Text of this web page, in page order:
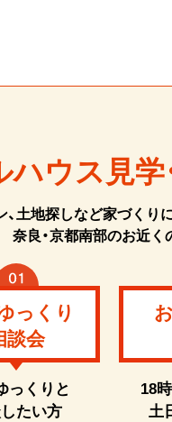
ウス見学
、土地探しなど家づくり
奈良・京都南部のお近
っくり
談会
っくりと
たい方
18
土